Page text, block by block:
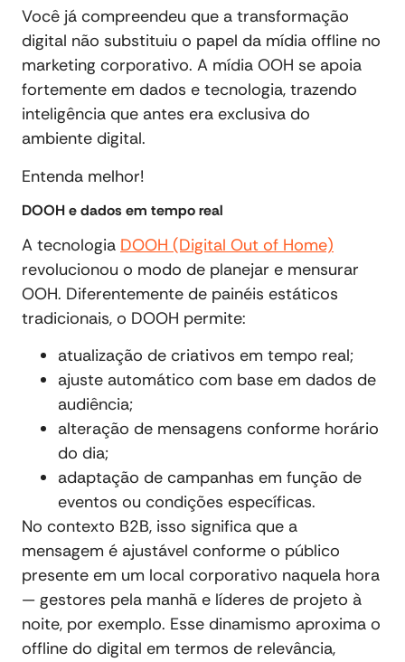
Você já compreendeu que a transformação
digital não substituiu o papel da mídia offline no
marketing corporativo. A mídia OOH se apoia
fortemente em dados e tecnologia, trazendo
inteligência que antes era exclusiva do
ambiente digital.
Entenda melhor!
DOOH e dados em tempo real
A tecnologia DOOH (Digital Out of Home)
revolucionou o modo de planejar e mensurar
OOH. Diferentemente de painéis estáticos
tradicionais, o DOOH permite:
atualização de criativos em tempo real;
ajuste automático com base em dados de
audiência;
alteração de mensagens conforme horário
do dia;
adaptação de campanhas em função de
eventos ou condições específicas.
No contexto B2B, isso significa que a
mensagem é ajustável conforme o público
presente em um local corporativo naquela hora
— gestores pela manhã e líderes de projeto à
noite, por exemplo. Esse dinamismo aproxima o
offline do digital em termos de relevância,